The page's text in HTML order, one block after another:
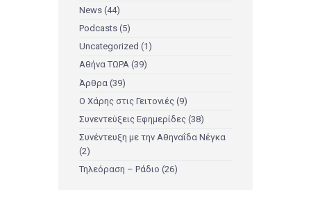
News (44)
Podcasts (5)
Uncategorized (1)
Αθήνα ΤΩΡΑ (39)
Άρθρα (39)
Ο Χάρης στις Γειτονιές (9)
Συνεντεύξεις Εφημερίδες (38)
Συνέντευξη με την Αθηναΐδα Νέγκα
(2)
Τηλεόραση – Ράδιο (26)